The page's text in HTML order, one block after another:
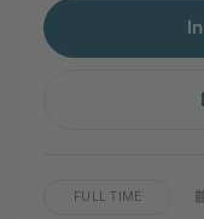
FULL TIME